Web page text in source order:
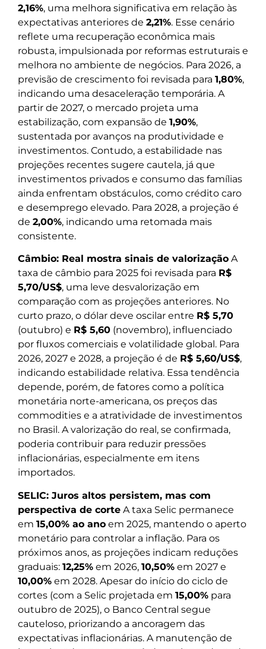
2,16%, uma melhora significativa em relação às
expectativas anteriores de 2,21%. Esse cenário
reflete uma recuperação econômica mais
robusta, impulsionada por reformas estruturais e
melhora no ambiente de negócios. Para 2026, a
previsão de crescimento foi revisada para 1,80%,
indicando uma desaceleração temporária. A
partir de 2027, o mercado projeta uma
estabilização, com expansão de 1,90%,
sustentada por avanços na produtividade e
investimentos. Contudo, a estabilidade nas
projeções recentes sugere cautela, já que
investimentos privados e consumo das famílias
ainda enfrentam obstáculos, como crédito caro
e desemprego elevado. Para 2028, a projeção é
de 2,00%, indicando uma retomada mais
consistente.
Câmbio: Real mostra sinais de valorização A
taxa de câmbio para 2025 foi revisada para R$
5,70/US$, uma leve desvalorização em
comparação com as projeções anteriores. No
curto prazo, o dólar deve oscilar entre R$ 5,70
(outubro) e R$ 5,60 (novembro), influenciado
por fluxos comerciais e volatilidade global. Para
2026, 2027 e 2028, a projeção é de R$ 5,60/US$,
indicando estabilidade relativa. Essa tendência
depende, porém, de fatores como a política
monetária norte-americana, os preços das
commodities e a atratividade de investimentos
no Brasil. A valorização do real, se confirmada,
poderia contribuir para reduzir pressões
inflacionárias, especialmente em itens
importados.
SELIC: Juros altos persistem, mas com
perspectiva de corte A taxa Selic permanece
em 15,00% ao ano em 2025, mantendo o aperto
monetário para controlar a inflação. Para os
próximos anos, as projeções indicam reduções
graduais: 12,25% em 2026, 10,50% em 2027 e
10,00% em 2028. Apesar do início do ciclo de
cortes (com a Selic projetada em 15,00% para
outubro de 2025), o Banco Central segue
cauteloso, priorizando a ancoragem das
expectativas inflacionárias. A manutenção de